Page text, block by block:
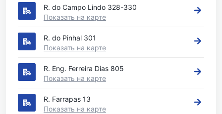
R. do Campo Lindo 328-330
Показать на карте
R. do Pinhal 301
Показать на карте
R. Eng. Ferreira Dias 805
Показать на карте
R. Farrapas 13
Показать на карте